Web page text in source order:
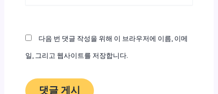
다음 번 댓글 작성을 위해 이 브라우저에 이름, 이메
일, 그리고 웹사이트를 저장합니다.